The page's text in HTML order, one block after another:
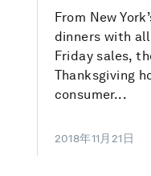
From New
dinners with
Friday sales,
Thanksgiving
consumer...
2018年11月21日